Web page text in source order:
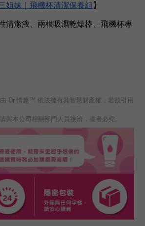
姐妹｜飛機杯清潔保養組 】
清潔液、兩根吸濕乾燥棒、飛機杯專
Dr.情趣™ 依法擁有其智慧財產權，若欲引用
與本公司相關部門人員接洽，違者必究。